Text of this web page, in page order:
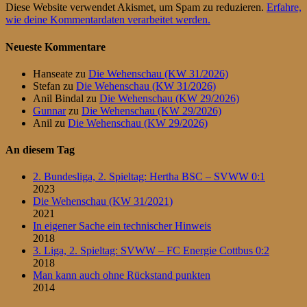
Diese Website verwendet Akismet, um Spam zu reduzieren. Erfahre,
wie deine Kommentardaten verarbeitet werden.
Neueste Kommentare
Hanseate zu Die Wehenschau (KW 31/2026)
Stefan zu Die Wehenschau (KW 31/2026)
Anil Bindal zu Die Wehenschau (KW 29/2026)
Gunnarzu Die Wehenschau (KW 29/2026)
Anil zu Die Wehenschau (KW 29/2026)
An diesem Tag
2. Bundesliga, 2. Spieltag: Hertha BSC – SVWW 0:1
2023
Die Wehenschau (KW 31/2021)
2021
In eigener Sache ein technischer Hinweis
2018
3. Liga, 2. Spieltag: SVWW – FC Energie Cottbus 0:2
2018
Man kann auch ohne Rückstand punkten
2014